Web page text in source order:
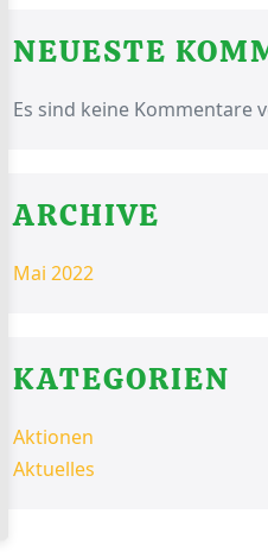
NEUESTE
Es sind keine Kommentare
ARCHIVE
Mai 2022
KATEGORIEN
Aktionen
Aktuelles